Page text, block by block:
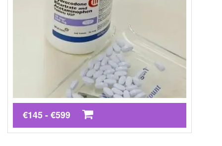
€145 - €599